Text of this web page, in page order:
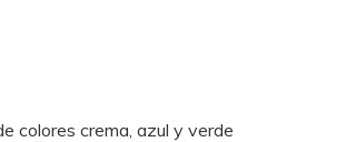
colores crema, azul y verde